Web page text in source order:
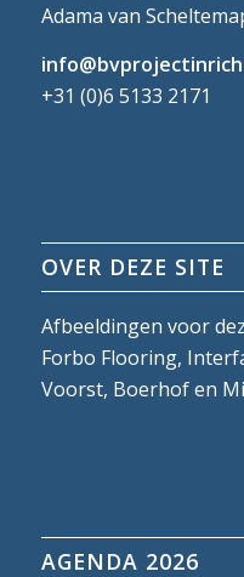
Adama van
+31 (0)6 5133 2171
OVER DEZE SITE
Afbeeldingen voor
Forbo Flooring,
Voorst, Boerhof en
AGENDA 2026